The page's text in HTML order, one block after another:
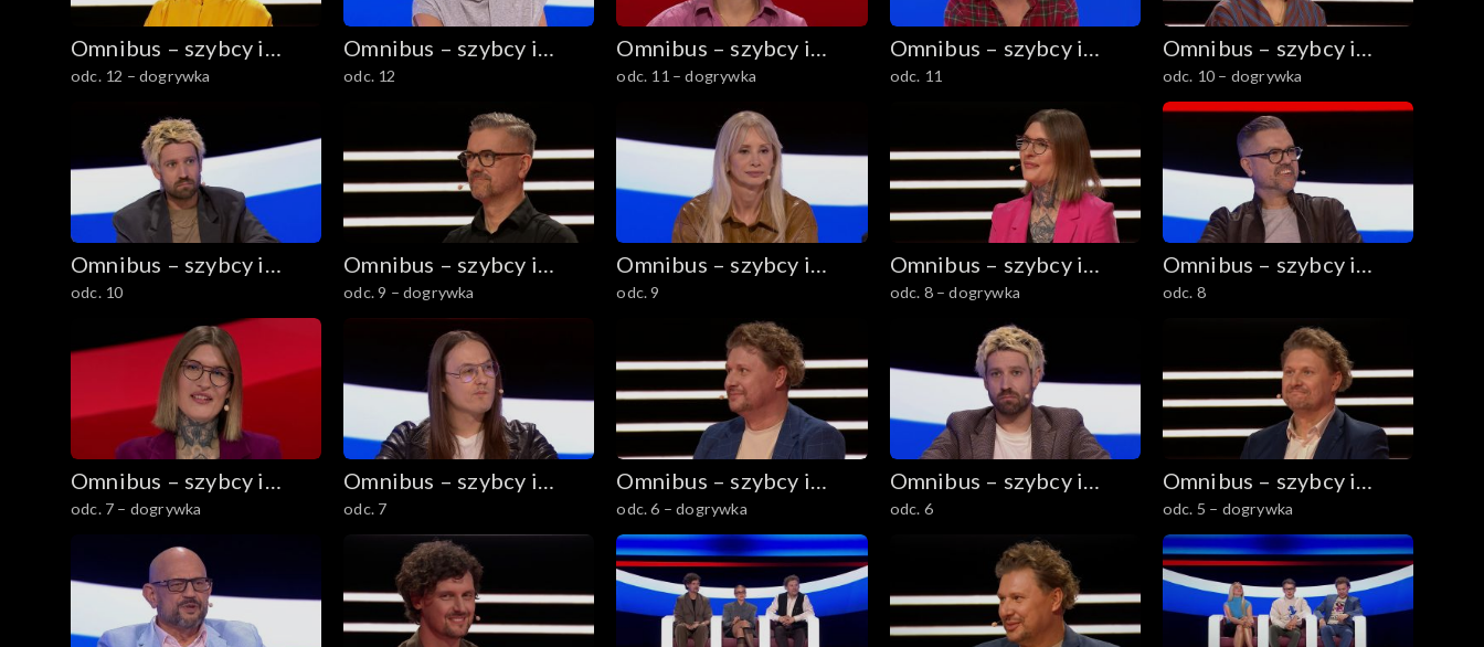
Omnibus – szybcy i
mądrzy
odc. 12 – dogrywka
Omnibus – szybcy i
mądrzy
odc. 12
Omnibus – szybcy i
mądrzy
odc. 11 – dogrywka
Omnibus – szybcy i
mądrzy
odc. 11
Omnibus – szybcy i
mądrzy
odc. 10 – dogrywka
Omnibus – szybcy i
mądrzy
odc. 10
Omnibus – szybcy i
mądrzy
odc. 9 – dogrywka
Omnibus – szybcy i
mądrzy
odc. 9
Omnibus – szybcy i
mądrzy
odc. 8 – dogrywka
Omnibus – szybcy i
mądrzy
odc. 8
Omnibus – szybcy i
mądrzy
odc. 7 – dogrywka
Omnibus – szybcy i
mądrzy
odc. 7
Omnibus – szybcy i
mądrzy
odc. 6 – dogrywka
Omnibus – szybcy i
mądrzy
odc. 6
Omnibus – szybcy i
mądrzy
odc. 5 – dogrywka